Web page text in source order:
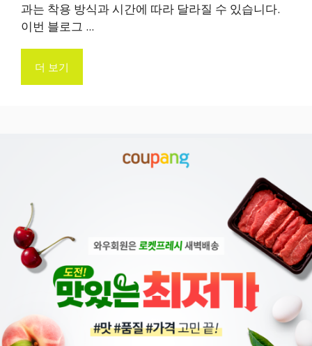
과는 착용 방식과 시간에 따라 달라질 수 있습니다.
이번 블로그 ...
더 보기